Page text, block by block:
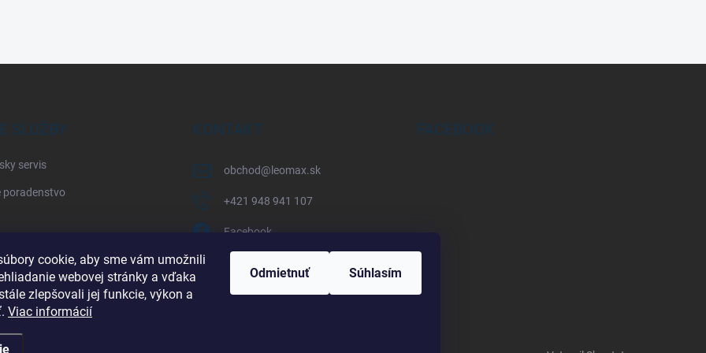
cookie, aby sme vám umožnili
webovej stránky a vďaka
zlepšovali jej funkcie, výkon a
Viac informácií
Odmietnuť Súhlasím
SLUŽBY
servis
poradenstvo
KONTAKT
obchod@ leomax.sk
+421 948 941 107
Facebook
+421 948 941 107
FACEBOOK